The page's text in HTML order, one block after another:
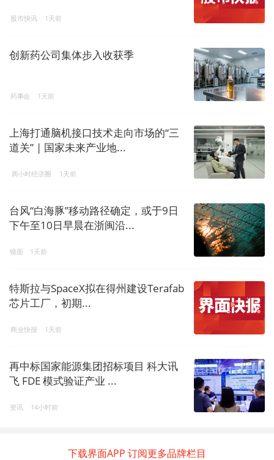
股市快讯 1天前
创新药公司集体步入收获季
药事会 1天前
上海打通脑机接口技术走向市场的“三
道关” | 国家未来产业地...
两小时经济圈 1天前
台风“白海豚”移动路径确定，或于9日
下午至10日早晨在浙闽沿...
镜面 1天前
特斯拉与SpaceX拟在得州建设Terafab
芯片工厂，初期...
商业快报 1天前
再中标国家能源集团招标项目 科大讯
飞 FDE 模式验证产业 ...
资讯 14小时前
下载界面APP 订阅更多品牌栏目